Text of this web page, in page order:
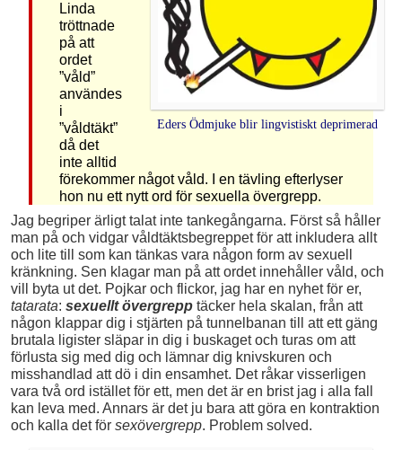
Eders Ödmjuke blir lingvistiskt deprimerad
Linda
tröttnade
på att
ordet
”våld”
användes
i
”våldtäkt”
då det
inte alltid
förekommer något våld. I en tävling efterlyser
hon nu ett nytt ord för sexuella övergrepp.
Jag begriper ärligt talat inte tankegångarna. Först så håller
man på och vidgar våldtäktsbegreppet för att inkludera allt
och lite till som kan tänkas vara någon form av sexuell
kränkning. Sen klagar man på att ordet innehåller våld, och
vill byta ut det. Pojkar och flickor, jag har en nyhet för er,
tatarata: sexuellt övergrepp täcker hela skalan, från att
någon klappar dig i stjärten på tunnelbanan till att ett gäng
brutala ligister släpar in dig i buskaget och turas om att
förlusta sig med dig och lämnar dig knivskuren och
misshandlad att dö i din ensamhet. Det råkar visserligen
vara två ord istället för ett, men det är en brist jag i alla fall
kan leva med. Annars är det ju bara att göra en kontraktion
och kalla det för sexövergrepp. Problem solved.